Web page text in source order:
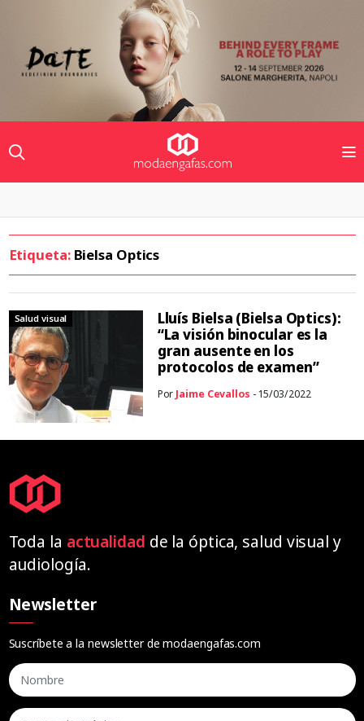
Etiqueta: Bielsa Optics
Salud visual
Lluís Bielsa (Bielsa Optics):
“La visión binocular es la
gran ausente en los
protocolos de examen”
Por Jaime Cevallos - 15/03/2022
Toda la actualidad de la óptica, salud visual y
audiología.
Newsletter
Suscríbete a la newsletter de modaengafas.com